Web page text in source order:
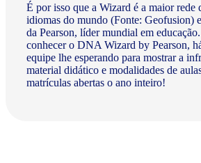
É por isso que a Wizard é a maior rede
idiomas do mundo (Fonte: Geofusion)
da Pearson, líder mundial em
conhecer o DNA Wizard by Pearson,
equipe lhe esperando para mostrar a
material didático e modalidades de
matrículas abertas o ano inteiro!